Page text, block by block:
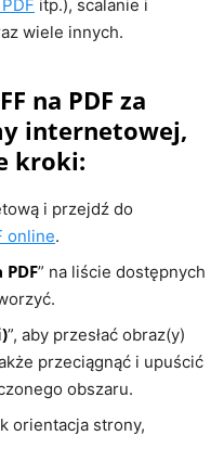
itp.), scalanie i
wiele innych.
na PDF za
internetowej,
kroki:
i przejdź do
online.
PDF” na liście dostępnych
”, aby przesłać obraz(y)
przeciągnąć i upuścić
obszaru.
orientacja strony,